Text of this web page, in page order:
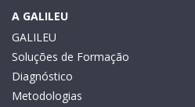
A GALILEU
GALILEU
Soluções de Formação
Diagnóstico
Metodologias